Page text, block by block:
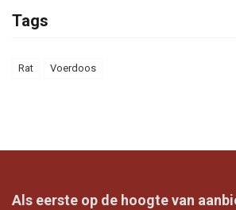
Tags
Rat Voerdoos
Als eerste op de hoogte van